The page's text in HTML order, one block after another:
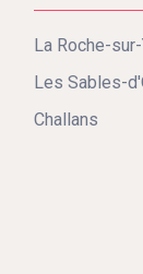
La Roche-sur-
Les Sables-
Challans